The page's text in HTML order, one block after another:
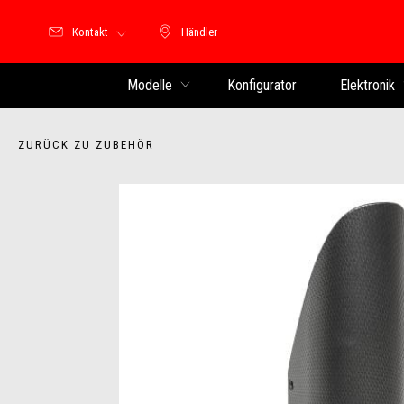
Händler
Händler
Kontakt
Modelle Konfigurator Elektronik
ZURÜCK ZU ZUBEHÖR